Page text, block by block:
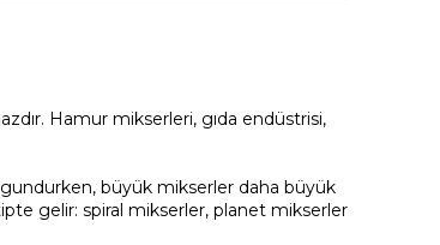
Hamur mikserleri, gıda endüstrisi,
büyük mikserler daha büyük
gelir: spiral mikserler, planet mikserler